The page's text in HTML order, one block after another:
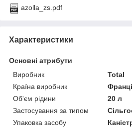
azolla_zs.pdf
Характеристики
Основні атрибути
Виробник
Total
Країна виробник
Об'єм рідини
20 л
Застосування за типом
Упаковка засобу